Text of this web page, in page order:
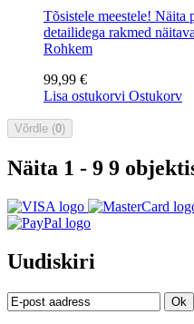
Tõsistele meestele! Näita
detailidega rakmed
Rohkem
99,99 €
Lisa ostukorvi Ostukorv
Võrdle (0)
Näita 1 - 9 9
Uudiskiri
Ok